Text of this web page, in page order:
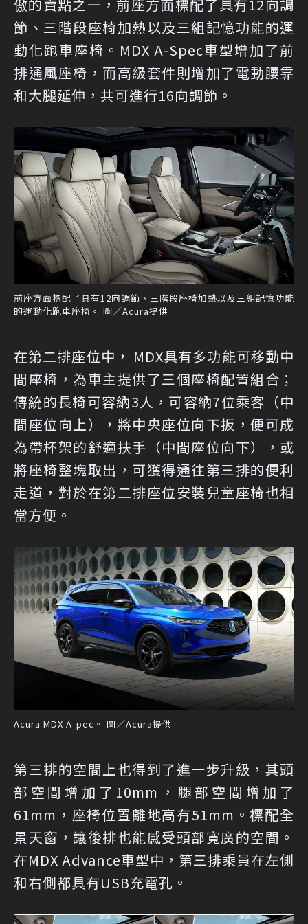
傲的賣點之一，前座方面標配了具有12向調
節、三階段座椅加熱以及三組記憶功能的運
動化跑車座椅。MDX A-Spec車型增加了前
排通風座椅，而高級套件則增加了電動腰靠
和大腿延伸，共可進行16向調節。
前座方面標配了具有12向調節、三階段座椅加熱以及三組記憶功能
的運動化跑車座椅。 圖／Acura提供
在第二排座位中， MDX具有多功能可移動中
間座椅，為車主提供了三個座椅配置組合；
傳統的長椅可容納3人，可容納7位乘客（中
間座位向上），將中央座位向下扳，便可成
為帶杯架的舒適扶手（中間座位向下），或
將座椅整塊取出，可獲得通往第三排的便利
走道，對於在第二排座位安裝兒童座椅也相
當方便。
Acura MDX A-pec。 圖／Acura提供
第三排的空間上也得到了進一步升級，其頭
部空間增加了10mm，腿部空間增加了
61mm，座椅位置離地高有51mm。標配全
景天窗，讓後排也能感受頭部寬廣的空間。
在MDX Advance車型中，第三排乘員在左側
和右側都具有USB充電孔。